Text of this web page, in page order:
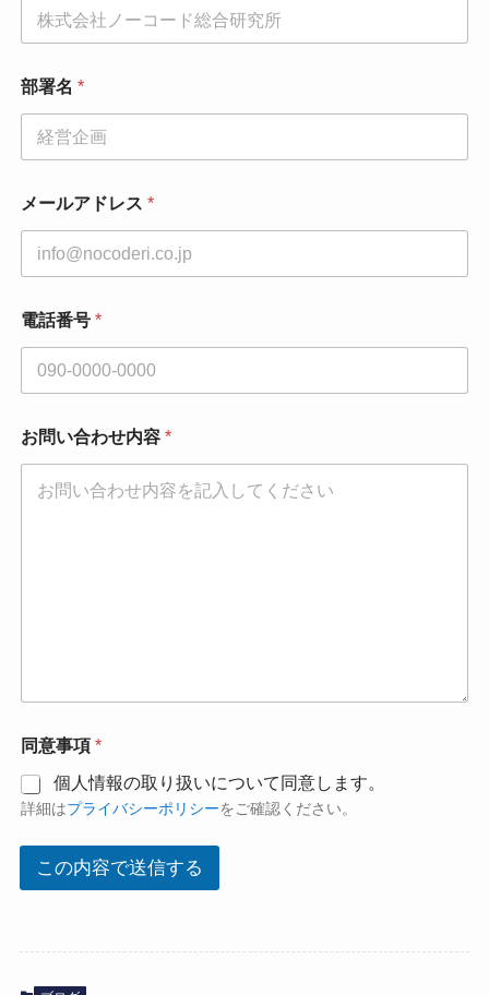
部署名 *
メールアドレス *
電話番号 *
お問い合わせ内容 *
同意事項 *
個人情報の取り扱いについて同意します。
詳細はプライバシーポリシーをご確認ください。
この内容で送信する